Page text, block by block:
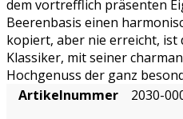
dem vortrefflich präsenten
Beerenbasis einen
kopiert, aber nie erreicht, ist
Klassiker, mit seiner
Hochgenuss der ganz
Artikelnummer
2030-